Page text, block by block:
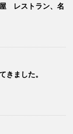
レストラン、名
きました。